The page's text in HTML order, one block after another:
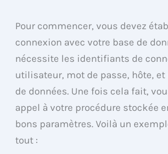
Pour commencer, vous devez
connexion avec votre base de
nécessite les identifiants de
utilisateur, mot de passe, hôte, et
de données. Une fois cela fait,
appel à votre procédure stockée
bons paramètres. Voilà un
tout :